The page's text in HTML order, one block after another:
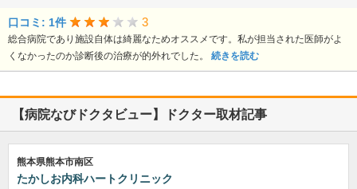
口コミ: 1件 3
総合病院であり施設自体は綺麗なためオススメです。私が担当された医師がよ
くなかったのか診断後の治療が的外れでした。 続きを読む
【病院なびドクタビュー】ドクター取材記事
熊本県熊本市南区
たかしお内科ハートクリニック